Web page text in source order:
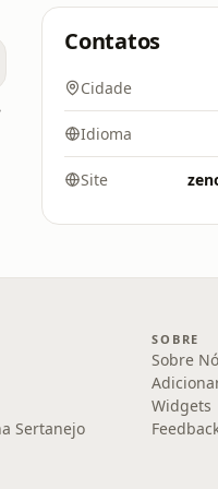
Contatos
Cidade
Idioma
Site
Sertanejo
SOBRE
Sobre
Widgets